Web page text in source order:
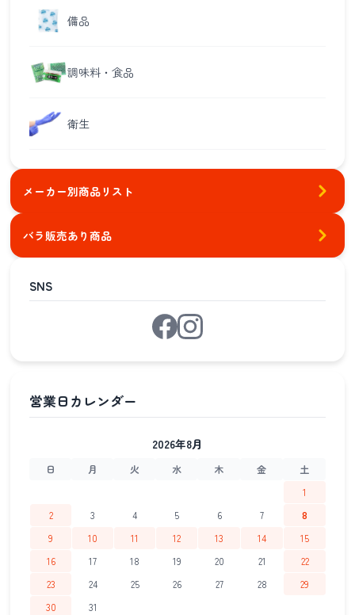
備品
調味料・食品
衛生
メーカー別商品リスト
バラ販売あり商品
SNS
2026年8月
日 月 火 水 木 金
土
1
2
3 4 5 6 7
8
9
10 11 12 13 14
15
16
17 18 19 20 21
22
23
24 25 26 27 28
29
30
31